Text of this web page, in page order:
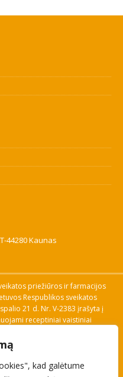
kad galėtume
44280 Kaunas
priežiūros ir farmacijos
Respublikos sveikatos
21 d. Nr. V-2383 įrašyta į
receptiniai vaistiniai
nuorodos: Vaistų ir medicinos
tinklalapis, Sveikatos
pranešimo apie įtariamą